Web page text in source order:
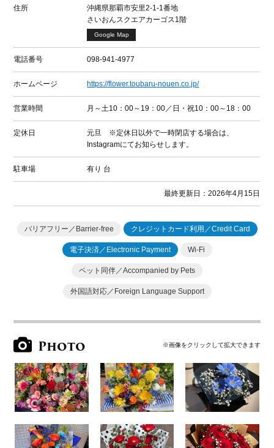
住所
沖縄県那覇市安里2-1-1番地
さいおんスクエアカーゴス1階
Google Map
電話番号 098-941-4977
ホームページ https://flower.toubaru-nouen.co.jp/
営業時間 月～土10：00～19：00／日・祝10：00～18：00
定休日
元旦 ※定休日以外で一時閉店する場合は、
Instagramにてお知らせします。
駐車場 有り 台
最終更新日：2026年4月15日
バリアフリー／Barrier-free クレジットカード利用／Credit Card
電子決済／Electronic Payment Wi-Fi
ペット同伴／Accompanied by Pets
外国語対応／Foreign Language Support
Photo ※画像をクリックして拡大できます